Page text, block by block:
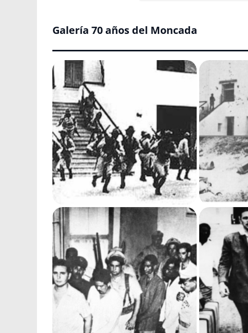
Galería 70 años del Moncada